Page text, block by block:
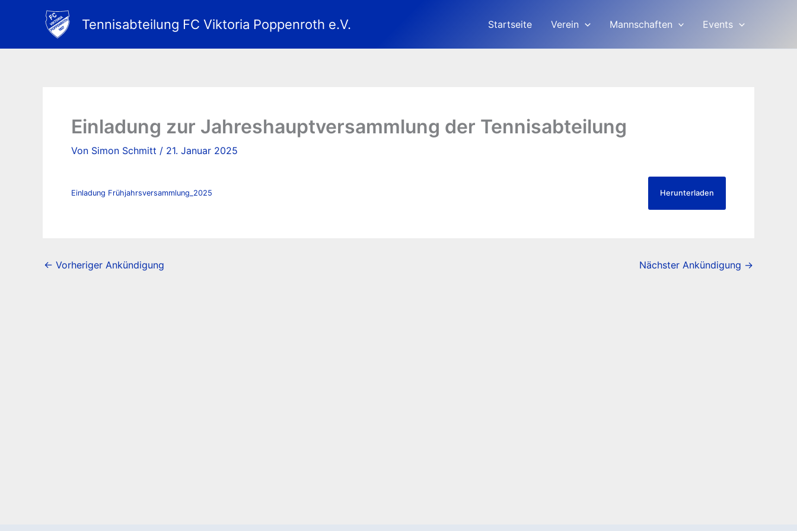
Tennisabteilung FC Viktoria Poppenroth e.V. Startseite Verein Mannschaften Events
Einladung zur Jahreshauptversammlung der Tennisabteilung
Von Simon Schmitt / 21. Januar 2025
Einladung Frühjahrsversammlung_2025 Herunterladen
← Vorheriger Ankündigung Nächster Ankündigung →